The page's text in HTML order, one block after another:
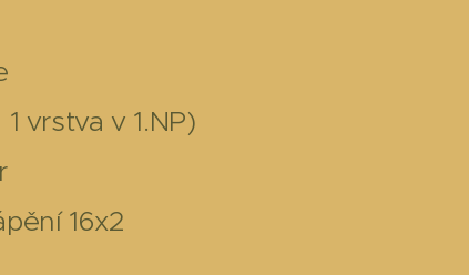
vrstva v 1.NP)
16x2